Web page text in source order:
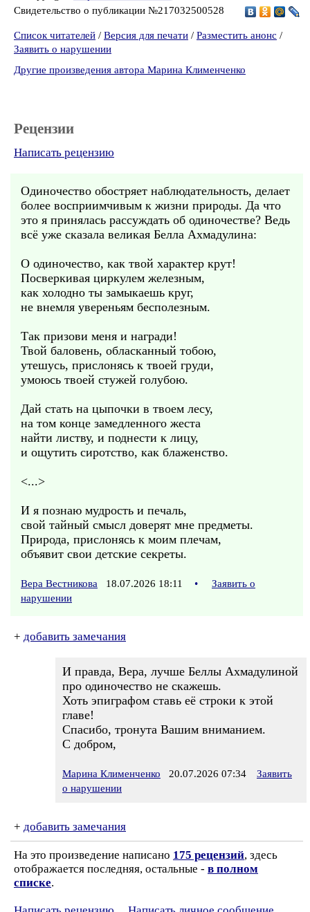
Свидетельство о публикации №217032500528
Список читателей / Версия для печати / Разместить анонс /
Заявить о нарушении
Другие произведения автора Марина Клименченко
Рецензии
Написать рецензию
Одиночество обостряет наблюдательность, делает
более восприимчивым к жизни природы. Да что
это я принялась рассуждать об одиночестве? Ведь
всё уже сказала великая Белла Ахмадулина:
О одиночество, как твой характер крут!
Посверкивая циркулем железным,
как холодно ты замыкаешь круг,
не внемля увереньям бесполезным.
Так призови меня и награди!
Твой баловень, обласканный тобою,
утешусь, прислонясь к твоей груди,
умоюсь твоей стужей голубою.
Дай стать на цыпочки в твоем лесу,
на том конце замедленного жеста
найти листву, и поднести к лицу,
и ощутить сиротство, как блаженство.
<...>
И я познаю мудрость и печаль,
свой тайный смысл доверят мне предметы.
Природа, прислонясь к моим плечам,
объявит свои детские секреты.
Вера Вестникова 18.07.2026 18:11 •
Заявить о
нарушении
+ добавить замечания
И правда, Вера, лучше Беллы Ахмадулиной
про одиночество не скажешь.
Хоть эпиграфом ставь её строки к этой
главе!
Спасибо, тронута Вашим вниманием.
С добром,
Марина Клименченко 20.07.2026 07:34
Заявить
о нарушении
+ добавить замечания
На это произведение написано 175 рецензий, здесь
отображается последняя, остальные - в полном
списке.